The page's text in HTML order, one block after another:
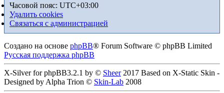
Часовой пояс: UTC+03:00
Удалить cookies
Связаться с администрацией
Создано на основе phpBB® Forum Software © phpBB Limited
Русская поддержка phpBB
X-Silver for phpBB3.2.1 by © Sheer2017 Based on X-Static Skin -
Designed by Alpha Trion © Skin-Lab 2008